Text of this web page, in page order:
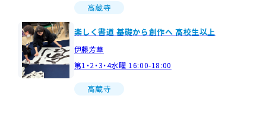
高蔵寺
楽しく書道 基礎から創作へ 高校生以上
伊藤芳華
第1・2・3・4水曜 16:00-18:00
高蔵寺